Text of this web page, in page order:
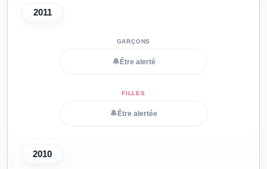
2011
🔔 Être alerté
🔔 Être alertée
2010